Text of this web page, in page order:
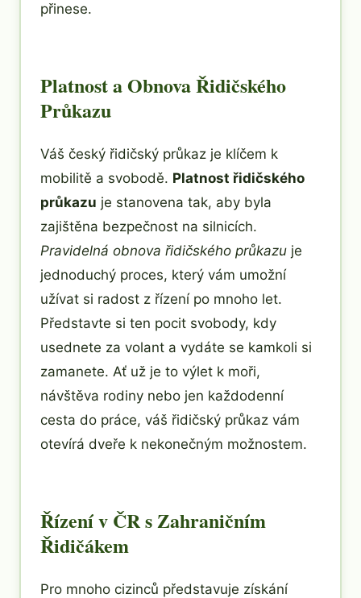
přinese.
Platnost a Obnova Řidičského
Průkazu
Váš český řidičský průkaz je klíčem k
mobilitě a svobodě. Platnost řidičského
průkazu je stanovena tak, aby byla
zajištěna bezpečnost na silnicích.
Pravidelná obnova řidičského průkazu je
jednoduchý proces, který vám umožní
užívat si radost z řízení po mnoho let.
Představte si ten pocit svobody, kdy
usednete za volant a vydáte se kamkoli si
zamanete. Ať už je to výlet k moři,
návštěva rodiny nebo jen každodenní
cesta do práce, váš řidičský průkaz vám
otevírá dveře k nekonečným možnostem.
Řízení v ČR s Zahraničním
Řidičákem
Pro mnoho cizinců představuje získání